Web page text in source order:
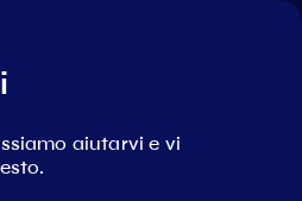
aiutarvi e vi